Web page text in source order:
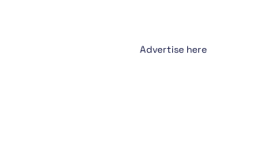
Advertise here